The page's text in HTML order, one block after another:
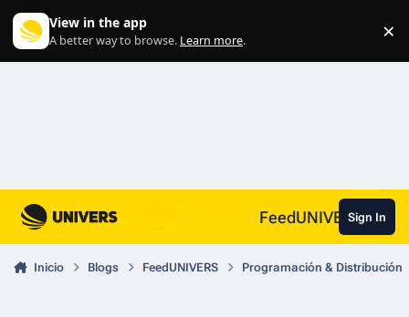
View in the app
A better way to browse. Learn more. ×
FeedUNIVERSSign In
Inicio Blogs FeedUNIVERS Programación & Distribución